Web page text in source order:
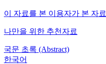
이 자료를 본 이용자가 본 자료
나만을 위한 추천자료
국문 초록 (Abstract)
한국어